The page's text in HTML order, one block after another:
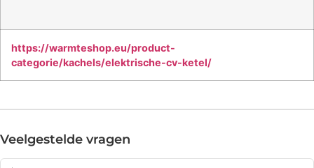
https://warmteshop.eu/product-
categorie/kachels/elektrische-cv-ketel/
Veelgestelde vragen